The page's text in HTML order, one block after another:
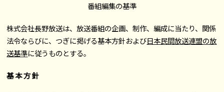
番組編集の基準
株式会社長野放送は、放送番組の企画、制作、編成に当たり、関係
法令ならびに、つぎに掲げる基本方針および日本民間放送連盟の放
送基準に従うものとする。
基 本 方 針